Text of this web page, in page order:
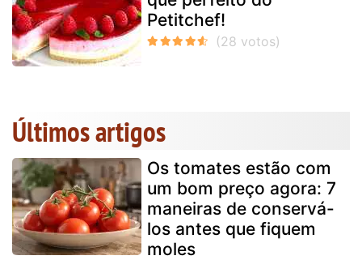
Petitchef!
Últimos artigos
Os tomates estão com
um bom preço agora: 7
maneiras de conservá-
los antes que fiquem
moles